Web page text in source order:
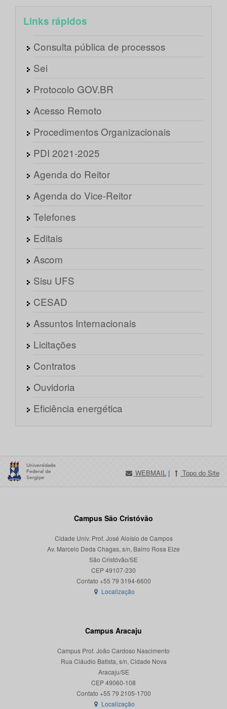
Links rápidos
Consulta pública de processos
Sei
Protocolo GOV.BR
Acesso Remoto
Procedimentos Organizacionais
PDI 2021-2025
Agenda do Reitor
Agenda do Vice-Reitor
Telefones
Editais
Ascom
Sisu UFS
CESAD
Assuntos Internacionais
Licitações
Contratos
Ouvidoria
Eficiência energética
WEBMAIL | Topo do Site
Campus São Cristóvão
Cidade Univ. Prof. José Aloísio de Campos
Av. Marcelo Deda Chagas, s/n, Bairro Rosa Elze
São Cristóvão/SE
CEP 49107-230
Localização
Campus Aracaju
Campus Prof. João Cardoso Nascimento
Rua Cláudio Batista, s/n, Cidade Nova
Aracaju/SE
CEP 49060-108
Localização